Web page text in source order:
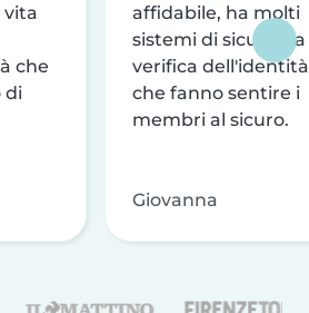
vita
che
di
affidabile, ha molti
sistemi di sicurezza
verifica dell'identità
che fanno sentire i
membri al sicuro.
Giovanna